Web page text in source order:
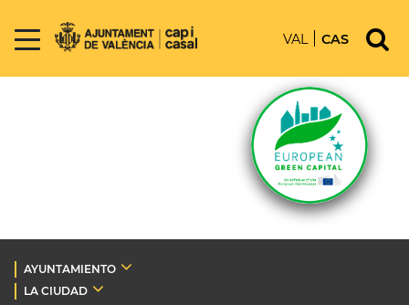
VAL CAS
AYUNTAMIENTO
LA CIUDAD